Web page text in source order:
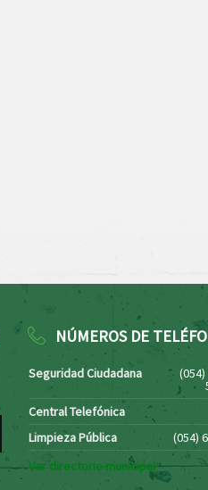
NÚMEROS DE
Seguridad Ciudadana
Central Telefónica
Limpieza Pública
(054)
Ver directorio municipal